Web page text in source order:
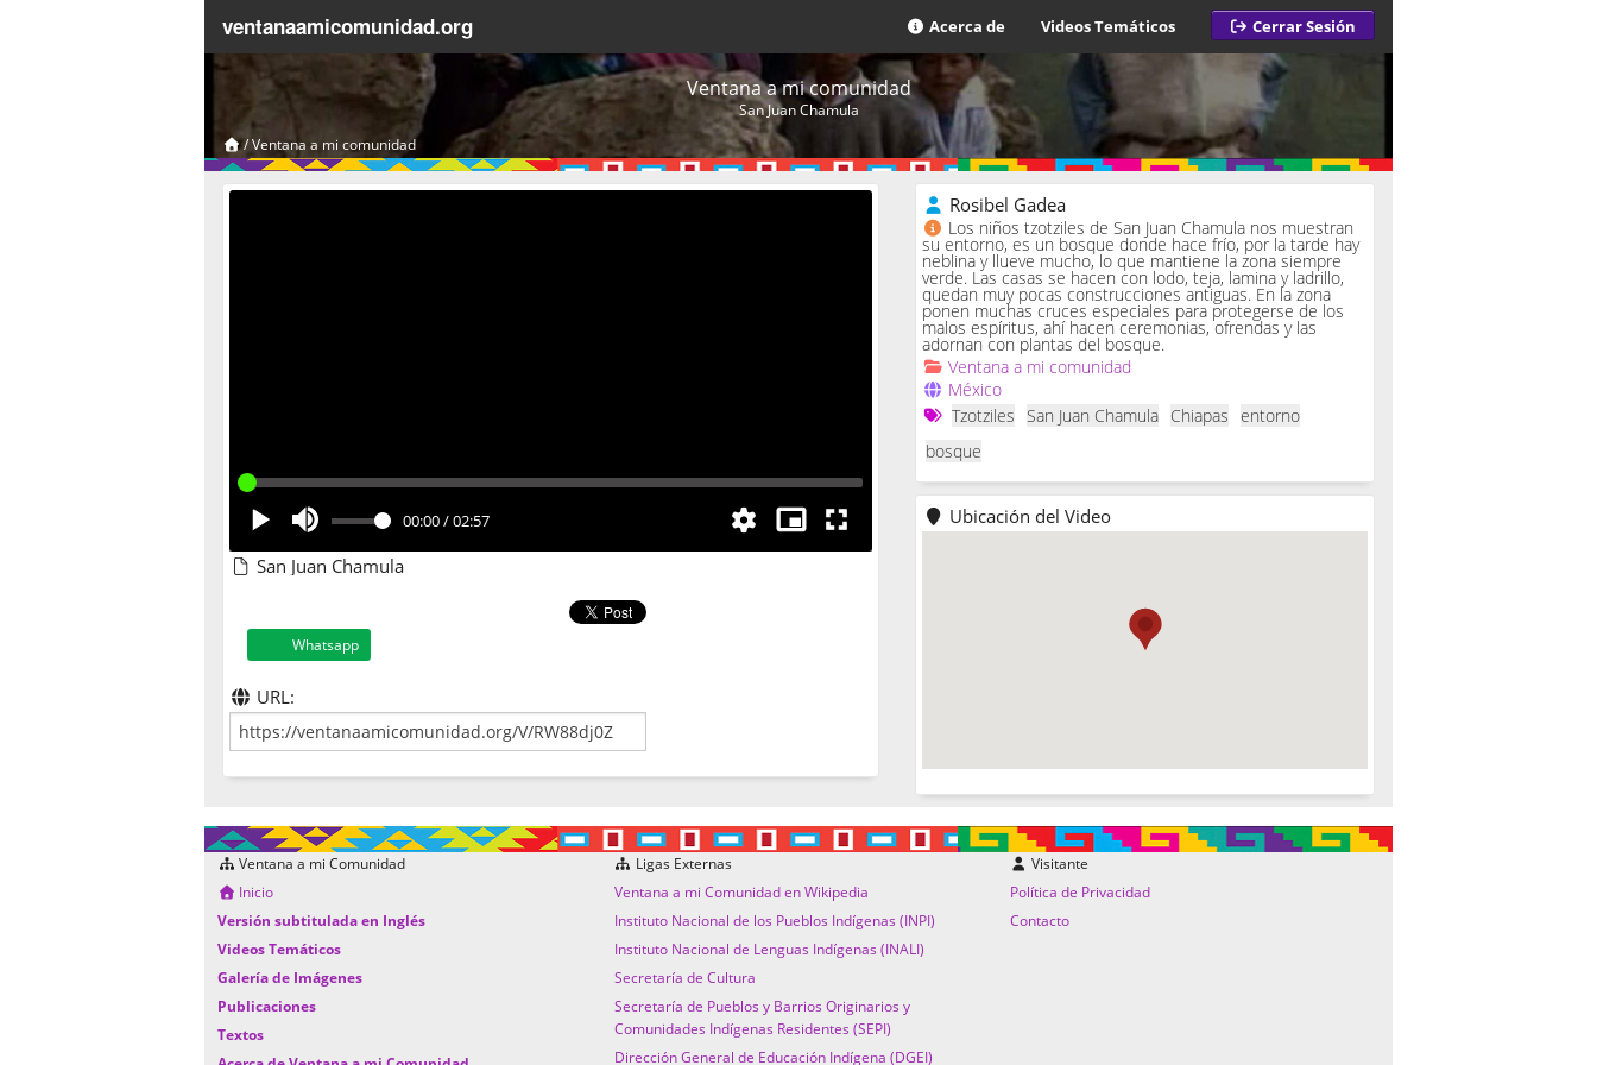
ventanaamicomunidad.org Acerca de Videos Temáticos Cerrar Sesión
Ventana a mi comunidad
San Juan Chamula
/Ventana a mi comunidad
00:00/02:57
San Juan Chamula
Whatsapp
URL:
Rosibel Gadea
Los niños tzotziles de San Juan Chamula nos muestran
su entorno, es un bosque donde hace frío, por la tarde hay
neblina y llueve mucho, lo que mantiene la zona siempre
verde. Las casas se hacen con lodo, teja, lamina y ladrillo,
quedan muy pocas construcciones antiguas. En la zona
ponen muchas cruces especiales para protegerse de los
malos espíritus, ahí hacen ceremonias, ofrendas y las
adornan con plantas del bosque.
Ventana a mi comunidad
México
Tzotziles San Juan Chamula Chiapas entorno
bosque
Ubicación del Video
Ventana a mi Comunidad
Inicio
Versión subtitulada en Inglés
Videos Temáticos
Galería de Imágenes
Publicaciones
Textos
Ligas Externas
Ventana a mi Comunidad en Wikipedia
Instituto Nacional de los Pueblos Indígenas (INPI)
Instituto Nacional de Lenguas Indígenas (INALI)
Secretaría de Cultura
Secretaría de Pueblos y Barrios Originarios y
Comunidades Indígenas Residentes (SEPI)
Dirección General de Educación Indígena (DGEI)
Visitante
Política de Privacidad
Contacto